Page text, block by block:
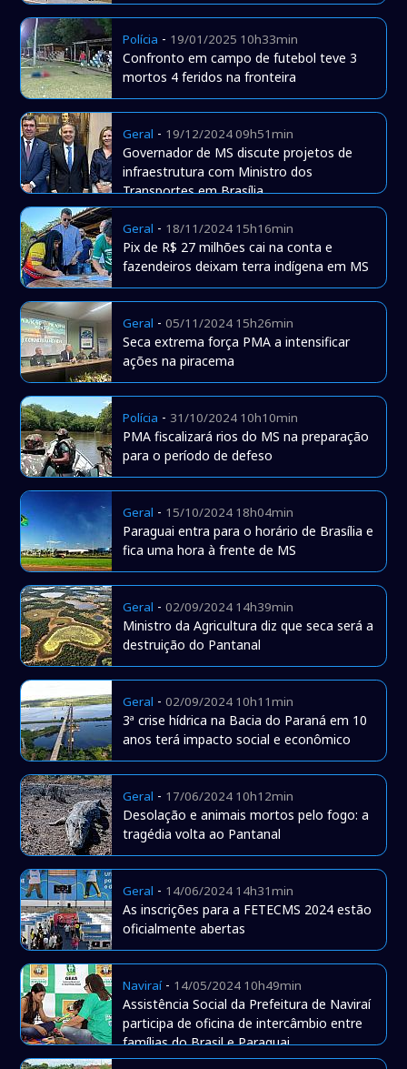
Polícia - 19/01/2025 10h33min
Confronto em campo de futebol teve 3
mortos 4 feridos na fronteira
Geral - 19/12/2024 09h51min
Governador de MS discute projetos de
infraestrutura com Ministro dos
Transportes em Brasília
Geral - 18/11/2024 15h16min
Pix de R$ 27 milhões cai na conta e
fazendeiros deixam terra indígena em MS
Geral -05/11/2024 15h26min
Seca extrema força PMA a intensificar
ações na piracema
Polícia - 31/10/2024 10h10min
PMA fiscalizará rios do MS na preparação
para o período de defeso
Geral - 15/10/2024 18h04min
Paraguai entra para o horário de Brasília e
fica uma hora à frente de MS
Geral -02/09/2024 14h39min
Ministro da Agricultura diz que seca será a
destruição do Pantanal
Geral -02/09/2024 10h11min
3ª crise hídrica na Bacia do Paraná em 10
anos terá impacto social e econômico
Geral - 17/06/2024 10h12min
Desolação e animais mortos pelo fogo: a
tragédia volta ao Pantanal
Geral - 14/06/2024 14h31min
As inscrições para a FETECMS 2024 estão
oficialmente abertas
Naviraí- 14/05/2024 10h49min
Assistência Social da Prefeitura de Naviraí
participa de oficina de intercâmbio entre
famílias do Brasil e Paraguai